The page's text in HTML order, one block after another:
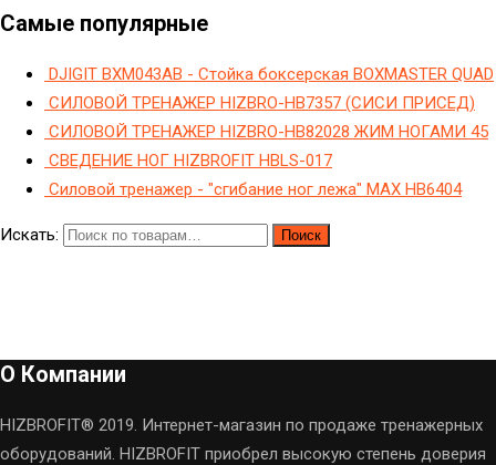
Самые популярные
DJIGIT BXM043AB - Стойка боксерская BOXMASTER QUAD
СИЛОВОЙ ТРЕНАЖЕР HIZBRO-HB7357 (СИСИ ПРИСЕД)
СИЛОВОЙ ТРЕНАЖЕР HIZBRO-HB82028 ЖИМ НОГАМИ 45
СВЕДЕНИЕ НОГ HIZBROFIT HBLS-017
Силовой тренажер - "сгибание ног лежа" МAX HB6404
Искать: Поиск
О Компании
HIZBROFIT® 2019. Интернет-магазин по продаже тренажерных
оборудований. HIZBROFIT приобрел высокую степень доверия